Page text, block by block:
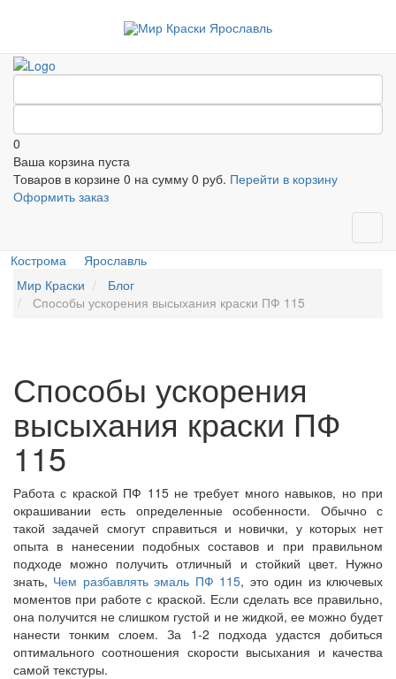
0
Ваша корзина пуста
Товаров в корзине 0 на сумму 0 руб. Перейти в корзину
Оформить заказ
Кострома
Ярославль
Мир Краски
Блог
Способы ускорения высыхания краски ПФ 115
Способы ускорения
высыхания краски ПФ
115
Работа с краской ПФ 115 не требует много навыков, но при
окрашивании есть определенные особенности. Обычно с
такой задачей смогут справиться и новички, у которых нет
опыта в нанесении подобных составов и при правильном
подходе можно получить отличный и стойкий цвет. Нужно
знать, Чем разбавлять эмаль ПФ 115, это один из ключевых
моментов при работе с краской. Если сделать все правильно,
она получится не слишком густой и не жидкой, ее можно будет
нанести тонким слоем. За 1-2 подхода удастся добиться
оптимального соотношения скорости высыхания и качества
самой текстуры.